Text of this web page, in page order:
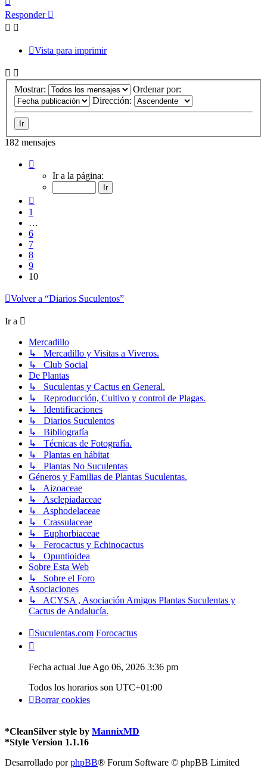
Responder
Vista para imprimir
Mostrar:
Ordenar por:
Dirección:
182 mensajes
10
Ir a la página:
1
…
6
7
8
9
10
Volver a “Diarios Suculentos”
Ir a
Mercadillo
↳ Mercadillo y Visitas a Viveros.
↳ Club Social
De Plantas
↳ Suculentas y Cactus en General.
↳ Reproducción, Cultivo y control de Plagas.
↳ Identificaciones
↳ Diarios Suculentos
↳ Bibliografía
↳ Técnicas de Fotografía.
↳ Plantas en hábitat
↳ Plantas No Suculentas
Géneros y Familias de Plantas Suculentas.
↳ Aizoaceae
↳ Asclepiadaceae
↳ Asphodelaceae
↳ Crassulaceae
↳ Euphorbiaceae
↳ Ferocactus y Echinocactus
↳ Opuntioidea
Sobre Esta Web
↳ Sobre el Foro
Asociaciones
↳ ACYSA , Asociación Amigos Plantas Suculentas y
Cactus de Andalucía.
Suculentas.com Forocactus
Fecha actual Jue Ago 06, 2026 3:36 pm
Todos los horarios son UTC+01:00
Borrar cookies
*CleanSilver style by MannixMD
*Style Version 1.1.16
Desarrollado porphpBB® Forum Software © phpBB Limited